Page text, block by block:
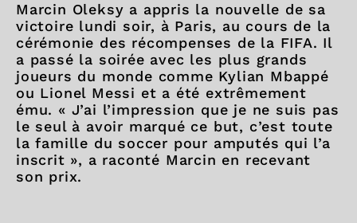
Marcin Oleksy a appris la nouvelle de sa
victoire lundi soir, à Paris, au cours de la
cérémonie des récompenses de la FIFA. Il
a passé la soirée avec les plus grands
joueurs du monde comme Kylian Mbappé
ou Lionel Messi et a été extrêmement
ému. « J’ai l’impression que je ne suis pas
le seul à avoir marqué ce but, c’est toute
la famille du soccer pour amputés qui l’a
inscrit », a raconté Marcin en recevant
son prix.